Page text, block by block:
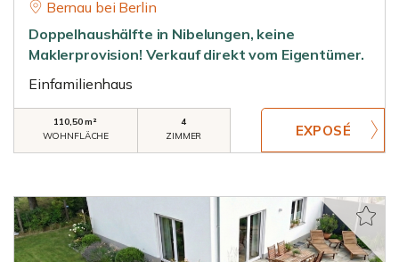
Bernau bei Berlin
Doppelhaushälfte in Nibelungen, keine
Maklerprovision! Verkauf direkt vom Eigentümer.
Einfamilienhaus
110,50 m²
WOHNFLÄCHE
4
ZIMMER